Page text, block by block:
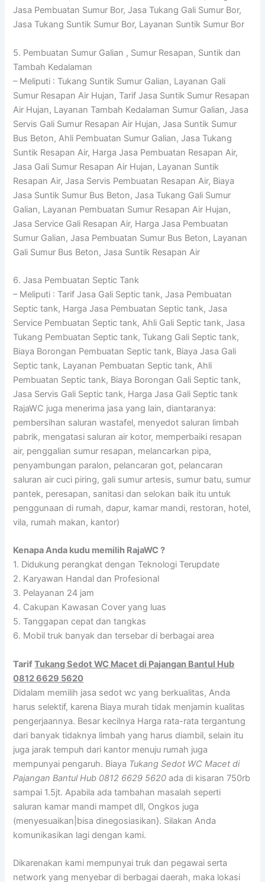
Jasa Pembuatan Sumur Bor, Jasa Tukang Gali Sumur Bor,
Jasa Tukang Suntik Sumur Bor, Layanan Suntik Sumur Bor
5. Pembuatan Sumur Galian , Sumur Resapan, Suntik dan
Tambah Kedalaman
– Meliputi : Tukang Suntik Sumur Galian, Layanan Gali
Sumur Resapan Air Hujan, Tarif Jasa Suntik Sumur Resapan
Air Hujan, Layanan Tambah Kedalaman Sumur Galian, Jasa
Servis Gali Sumur Resapan Air Hujan, Jasa Suntik Sumur
Bus Beton, Ahli Pembuatan Sumur Galian, Jasa Tukang
Suntik Resapan Air, Harga Jasa Pembuatan Resapan Air,
Jasa Gali Sumur Resapan Air Hujan, Layanan Suntik
Resapan Air, Jasa Servis Pembuatan Resapan Air, Biaya
Jasa Suntik Sumur Bus Beton, Jasa Tukang Gali Sumur
Galian, Layanan Pembuatan Sumur Resapan Air Hujan,
Jasa Service Gali Resapan Air, Harga Jasa Pembuatan
Sumur Galian, Jasa Pembuatan Sumur Bus Beton, Layanan
Gali Sumur Bus Beton, Jasa Suntik Resapan Air
6. Jasa Pembuatan Septic Tank
– Meliputi : Tarif Jasa Gali Septic tank, Jasa Pembuatan
Septic tank, Harga Jasa Pembuatan Septic tank, Jasa
Service Pembuatan Septic tank, Ahli Gali Septic tank, Jasa
Tukang Pembuatan Septic tank, Tukang Gali Septic tank,
Biaya Borongan Pembuatan Septic tank, Biaya Jasa Gali
Septic tank, Layanan Pembuatan Septic tank, Ahli
Pembuatan Septic tank, Biaya Borongan Gali Septic tank,
Jasa Servis Gali Septic tank, Harga Jasa Gali Septic tank
RajaWC juga menerima jasa yang lain, diantaranya:
pembersihan saluran wastafel, menyedot saluran limbah
pabrik, mengatasi saluran air kotor, memperbaiki resapan
air, penggalian sumur resapan, melancarkan pipa,
penyambungan paralon, pelancaran got, pelancaran
saluran air cuci piring, gali sumur artesis, sumur batu, sumur
pantek, peresapan, sanitasi dan selokan baik itu untuk
penggunaan di rumah, dapur, kamar mandi, restoran, hotel,
vila, rumah makan, kantor)
Kenapa Anda kudu memilih RajaWC ?
1. Didukung perangkat dengan Teknologi Terupdate
2. Karyawan Handal dan Profesional
3. Pelayanan 24 jam
4. Cakupan Kawasan Cover yang luas
5. Tanggapan cepat dan tangkas
6. Mobil truk banyak dan tersebar di berbagai area
TarifTukang Sedot WC Macet di Pajangan Bantul Hub
0812 6629 5620
Didalam memilih jasa sedot wc yang berkualitas, Anda
harus selektif, karena Biaya murah tidak menjamin kualitas
pengerjaannya. Besar kecilnya Harga rata-rata tergantung
dari banyak tidaknya limbah yang harus diambil, selain itu
juga jarak tempuh dari kantor menuju rumah juga
mempunyai pengaruh. Biaya Tukang Sedot WC Macet di
Pajangan Bantul Hub 0812 6629 5620 ada di kisaran 750rb
sampai 1.5jt. Apabila ada tambahan masalah seperti
saluran kamar mandi mampet dll, Ongkos juga
(menyesuaikan|bisa dinegosiasikan}. Silakan Anda
komunikasikan lagi dengan kami.
Dikarenakan kami mempunyai truk dan pegawai serta
network yang menyebar di berbagai daerah, maka lokasi